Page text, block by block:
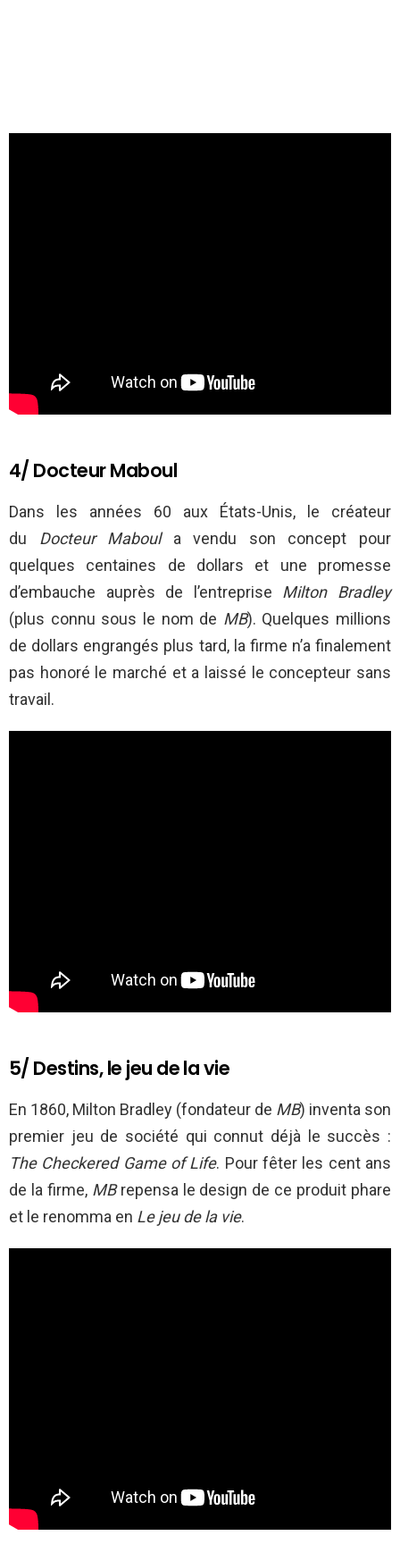
4/ Docteur Maboul
Dans les années 60 aux États-Unis, le créateur
du Docteur Maboul a vendu son concept pour
quelques centaines de dollars et une promesse
d’embauche auprès de l’entreprise Milton Bradley
(plus connu sous le nom de MB). Quelques millions
de dollars engrangés plus tard, la firme n’a finalement
pas honoré le marché et a laissé le concepteur sans
travail.
5/ Destins, le jeu de la vie
En 1860, Milton Bradley (fondateur de MB) inventa son
premier jeu de société qui connut déjà le succès :
The Checkered Game of Life. Pour fêter les cent ans
de la firme, MBrepensa le design de ce produit phare
et le renomma en Le jeu de la vie.